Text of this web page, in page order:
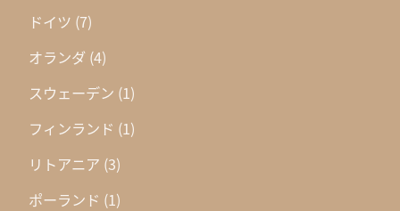
ドイツ (7)
オランダ (4)
スウェーデン (1)
フィンランド (1)
リトアニア (3)
ポーランド (1)